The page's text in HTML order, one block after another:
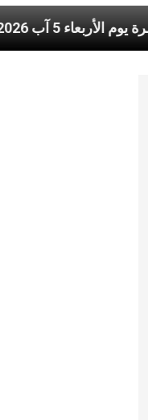
عناوين نشرة يوم الأربعاء 5 آب 2026: صلاة الكنيسة